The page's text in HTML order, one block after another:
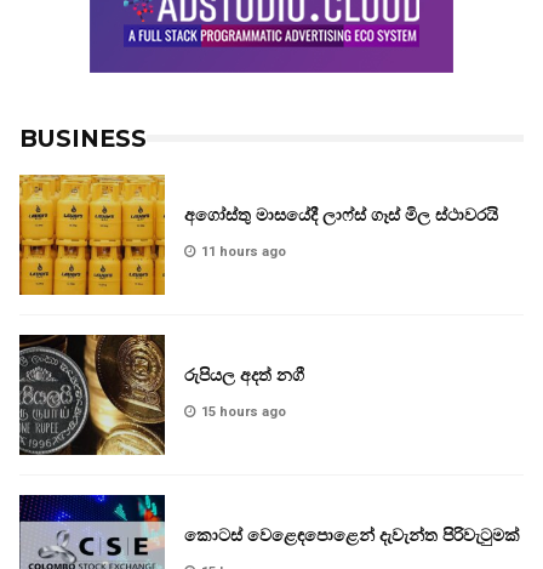
BUSINESS
අගෝස්තු මාසයේදී ලාෆ්ස් ගෑස් මිල ස්ථාවරයි
11 hours ago
රුපියල අදත් නගී
15 hours ago
කොටස් වෙළෙඳපොළෙන් දැවැන්ත පිරිවැටුමක්